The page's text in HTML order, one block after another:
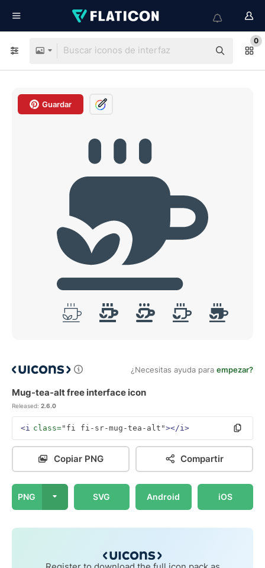
0
Guardar
¿Necesitas ayuda para empezar?
Mug-tea-alt free interface icon
Released: 2.6.0
<i class="fi fi-sr-mug-tea-alt"></i>
Copiar PNG Compartir
PNG SVG Android iOS